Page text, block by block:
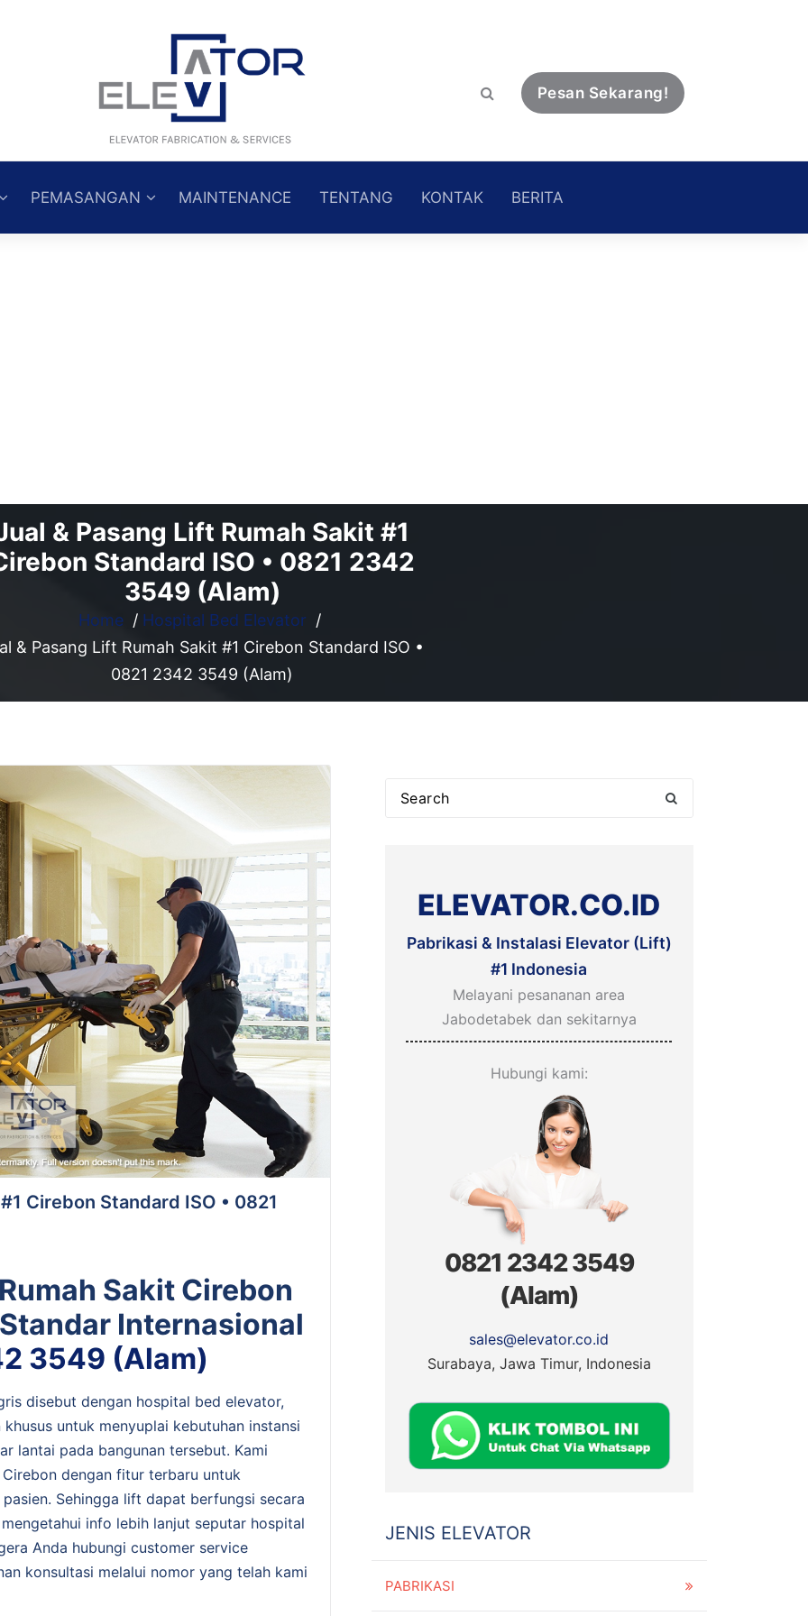
Pesan Sekarang!
PEMASANGAN MAINTENANCE TENTANG KONTAK BERITA
& Pasang Lift Rumah Sakit #1
Standard ISO • 0821 2342
3549 (Alam)
Home / Hospital Bed Elevator /
& Pasang Lift Rumah Sakit #1 Cirebon Standard ISO •
0821 2342 3549 (Alam)
Cirebon Standard ISO • 0821
Sakit Cirebon
Internasional
3549 (Alam)
disebut dengan hospital bed elevator,
untuk menyuplai kebutuhan instansi
lantai pada bangunan tersebut. Kami
dengan fitur terbaru untuk
Sehingga lift dapat berfungsi secara
info lebih lanjut seputar hospital
Anda hubungi customer service
konsultasi melalui nomor yang telah kami
Search
ELEVATOR.CO.ID
Pabrikasi & Instalasi Elevator (Lift)
#1 Indonesia
Melayani pesananan area
Jabodetabek dan sekitarnya
Hubungi kami:
0821 2342 3549
(Alam)
sales@elevator.co.id
Surabaya, Jawa Timur, Indonesia
JENIS ELEVATOR
PABRIKASI